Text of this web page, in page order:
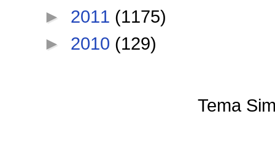
► 2011 (1175)
► 2010 (129)
Tema